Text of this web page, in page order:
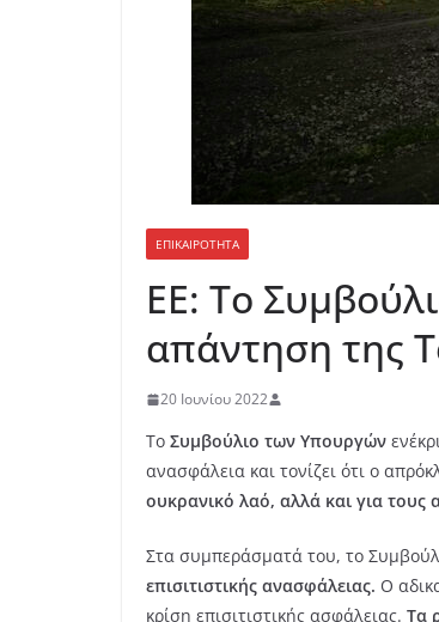
ΕΠΙΚΑΙΡΟΤΗΤΑ
ΕΕ: Το
απάντηση της
20 Ιουνίου 2022
Το Συμβούλιο των Υπουργών
ανασφάλεια και τονίζει ότι ο
ουκρανικό λαό, αλλά και για
Στα συμπεράσματά του, το
επισιτιστικής ανασφάλειας. Ο
κρίση επισιτιστικής ασφάλειας. Τα